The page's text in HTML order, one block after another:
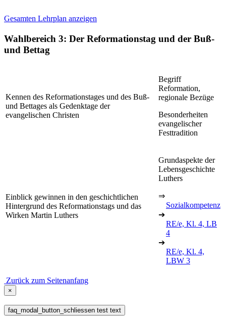
Gesamten Lehrplan anzeigen
Wahlbereich 3: Der Reformationstag und der Buß-
und Bettag
Kennen des Reformationstages und des Buß-
und Bettages als Gedenktage der
evangelischen Christen
Begriff
Reformation,
regionale Bezüge
Besonderheiten
evangelischer
Festtradition
Einblick gewinnen in den geschichtlichen
Hintergrund des Reformationstags und das
Wirken Martin Luthers
Grundaspekte der
Lebensgeschichte
Luthers
⇒
Sozialkompetenz
➔
RE/e, Kl. 4, LB
4
➔
RE/e, Kl. 4,
LBW 3
Zurück zum Seitenanfang
×
faq_modal_button_schliessen test text